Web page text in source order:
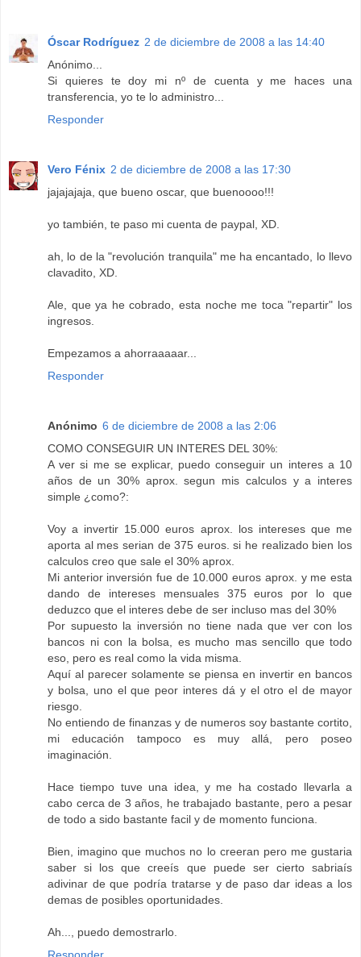
Óscar Rodríguez 2 de diciembre de 2008 a las 14:40
Anónimo...
Si quieres te doy mi nº de cuenta y me haces una
transferencia, yo te lo administro...
Responder
Vero Fénix 2 de diciembre de 2008 a las 17:30
jajajajaja, que bueno oscar, que buenoooo!!!
yo también, te paso mi cuenta de paypal, XD.
ah, lo de la "revolución tranquila" me ha encantado, lo llevo
clavadito, XD.
Ale, que ya he cobrado, esta noche me toca "repartir" los
ingresos.
Empezamos a ahorraaaaar...
Responder
Anónimo 6 de diciembre de 2008 a las 2:06
COMO CONSEGUIR UN INTERES DEL 30%:
A ver si me se explicar, puedo conseguir un interes a 10
años de un 30% aprox. segun mis calculos y a interes
simple ¿como?:
Voy a invertir 15.000 euros aprox. los intereses que me
aporta al mes serian de 375 euros. si he realizado bien los
calculos creo que sale el 30% aprox.
Mi anterior inversión fue de 10.000 euros aprox. y me esta
dando de intereses mensuales 375 euros por lo que
deduzco que el interes debe de ser incluso mas del 30%
Por supuesto la inversión no tiene nada que ver con los
bancos ni con la bolsa, es mucho mas sencillo que todo
eso, pero es real como la vida misma.
Aquí al parecer solamente se piensa en invertir en bancos
y bolsa, uno el que peor interes dá y el otro el de mayor
riesgo.
No entiendo de finanzas y de numeros soy bastante cortito,
mi educación tampoco es muy allá, pero poseo
imaginación.
Hace tiempo tuve una idea, y me ha costado llevarla a
cabo cerca de 3 años, he trabajado bastante, pero a pesar
de todo a sido bastante facil y de momento funciona.
Bien, imagino que muchos no lo creeran pero me gustaria
saber si los que creeís que puede ser cierto sabriaís
adivinar de que podría tratarse y de paso dar ideas a los
demas de posibles oportunidades.
Ah..., puedo demostrarlo.